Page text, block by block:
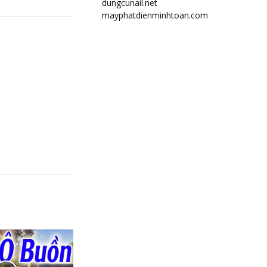
dungcunail.net
mayphatdienminhtoan.com